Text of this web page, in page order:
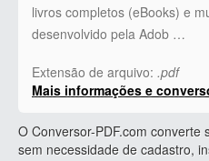
livros completos (eBooks) e
desenvolvido pela Adob …
Extensão de arquivo: .pdf
Mais informações e
O Conversor-PDF.com
sem necessidade de cadastro,